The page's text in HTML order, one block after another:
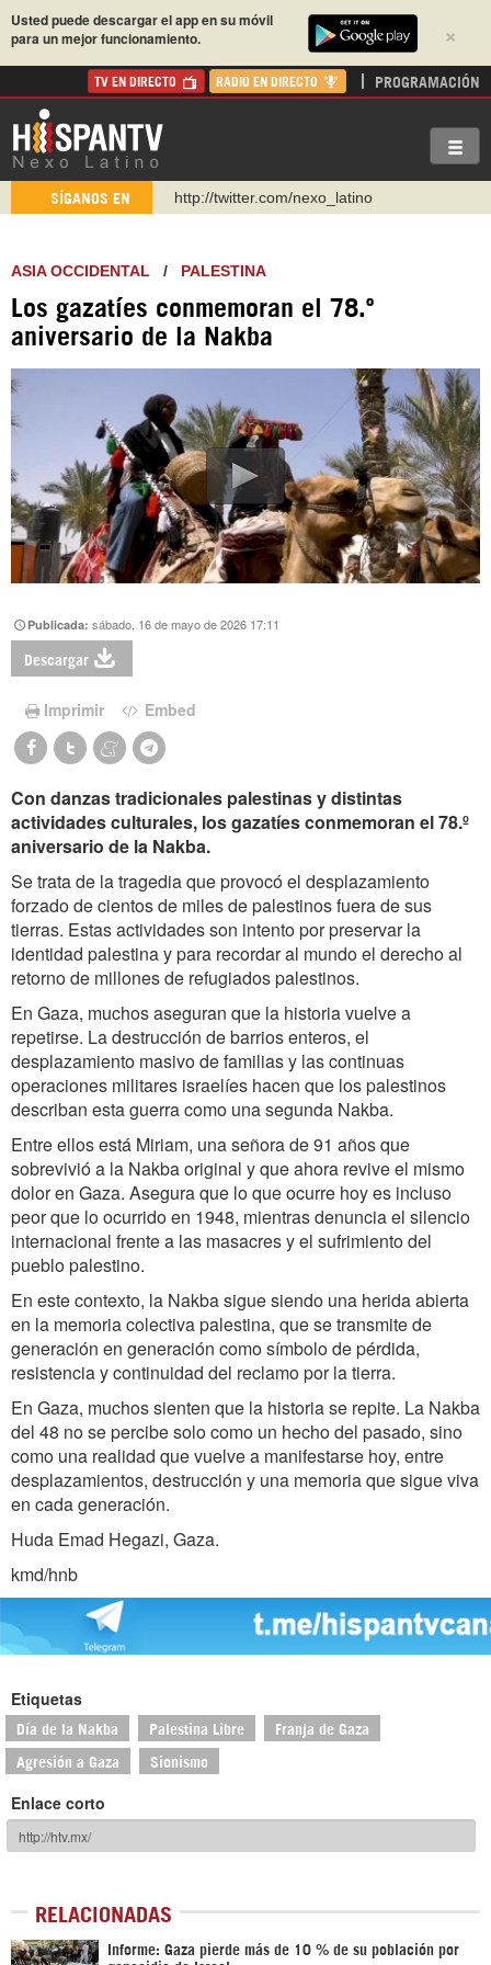
×
Usted puede descargar el app en su móvil
para un mejor funcionamiento.
TV EN DIRECTO RADIO EN DIRECTO PROGRAMACIÓN
SÍGANOS EN
http://twitter.com/nexo_latino
https://urmedium.com/c/hispantv
WhatsApp y Viber: +98 921 79 29 404
Instagram como: hispan_tv
https://www.youtube.com/@nexo_latino
ASIA OCCIDENTAL / PALESTINA
Los gazatíes conmemoran el 78.º
aniversario de la Nakba
Publicada:sábado, 16 de mayo de 2026 17:11
Descargar
Imprimir Embed
Con danzas tradicionales palestinas y distintas
actividades culturales, los gazatíes conmemoran el 78.º
aniversario de la Nakba.
Se trata de la tragedia que provocó el desplazamiento
forzado de cientos de miles de palestinos fuera de sus
tierras. Estas actividades son intento por preservar la
identidad palestina y para recordar al mundo el derecho al
retorno de millones de refugiados palestinos.
En Gaza, muchos aseguran que la historia vuelve a
repetirse. La destrucción de barrios enteros, el
desplazamiento masivo de familias y las continuas
operaciones militares israelíes hacen que los palestinos
describan esta guerra como una segunda Nakba.
Entre ellos está Miriam, una señora de 91 años que
sobrevivió a la Nakba original y que ahora revive el mismo
dolor en Gaza. Asegura que lo que ocurre hoy es incluso
peor que lo ocurrido en 1948, mientras denuncia el silencio
internacional frente a las masacres y el sufrimiento del
pueblo palestino.
En este contexto, la Nakba sigue siendo una herida abierta
en la memoria colectiva palestina, que se transmite de
generación en generación como símbolo de pérdida,
resistencia y continuidad del reclamo por la tierra.
En Gaza, muchos sienten que la historia se repite. La Nakba
del 48 no se percibe solo como un hecho del pasado, sino
como una realidad que vuelve a manifestarse hoy, entre
desplazamientos, destrucción y una memoria que sigue viva
en cada generación.
Huda Emad Hegazi, Gaza.
kmd/hnb
Etiquetas
Día de la Nakba Palestina Libre Franja de Gaza
Agresión a Gaza Sionismo
Enlace corto
RELACIONADAS
Informe: Gaza pierde más de 10 % de su población por